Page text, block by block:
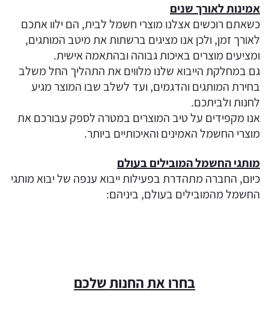
אמינות לאורך שנים
כשאתם רוכשים אצלנו מוצרי חשמל לבית, הם ילוו אתכם
לאורך זמן, ולכן אנו מציגים ברשתות את מיטב המותגים,
ומציעים מוצרים באיכות גבוהה ובהתאמה אישית.
גם במחלקת הייבוא שלנו מלווים את התהליך החל משלב
בחירת המותגים והדגמים, ועד לשלב שבו המוצר מגיע
לחנות ולביתכם.
אנו מקפידים על טיב המוצרים במטרה לספק עבורכם את
מוצרי החשמל האמינים והאיכותיים ביותר.
מותגי החשמל המובילים בעולם
כיום, החברה מתהדרת בפעילות ייבוא ענפה של יבוא מותגי
החשמל מהמובילים בעולם, ביניהם:
בחרו את החנות שלכם